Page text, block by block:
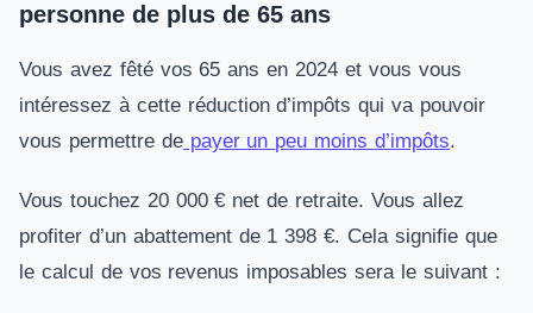
personne de plus de 65 ans
Vous avez fêté vos 65 ans en 2024 et vous vous
intéressez à cette réduction d’impôts qui va pouvoir
vous permettre depayer un peu moins d’impôts.
Vous touchez 20 000 € net de retraite. Vous allez
profiter d’un abattement de 1 398 €. Cela signifie que
le calcul de vos revenus imposables sera le suivant :